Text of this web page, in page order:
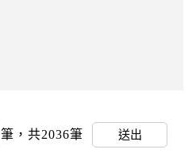
筆，共2036筆 送出